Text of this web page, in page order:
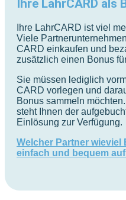
Ihre LahrCARD als
Ihre LahrCARD ist viel
Viele
CARD einkaufen und
zusätzlich einen Bonus
Sie müssen lediglich
CARD vorlegen und
Bonus sammeln
steht Ihnen der
Einlösung zur Verfügung.
Welcher Partner
einfach und bequem